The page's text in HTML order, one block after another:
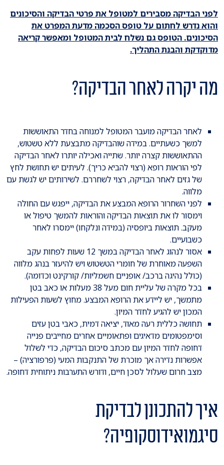
לפני הבדיקה מסבירים למטופל את פרטי הבדיקה והסיכונים
והוא נדרש לחתום על טופס הסכמה מדעת המפרט את
הסיכונים. הטופס גם נשלח לבית המטופל ומאפשר קריאה
מדוקדקת והבנת התהליך.
מה יקרה לאחר הבדיקה?
לאחר הבדיקה מועבר המטופל למנוחה בחדר התאוששות
למשך כשעתיים. במידה שוהבדיקה מתבצעת ללא טשטוש,
ההתאוששות קצרה יותר. שתייה ואכילה יותרו לאחר הבדיקה
לפי הוראות רופא (רצוי להביא כריך). לעיתים יש תחושת לחץ
של גזים לאחר הבדיקה, רצוי לשחררם. לשירותים יש לגשת עם
מלווה.
לפני השחרור הרופא המבצע את הבדיקה, ייפגש עם החולה
וימסור לו את תוצאות הבדיקה והוראות להמשך טיפול או
מעקב. תוצאות ביופסיה (במידה ונלקחו) יימסרו לאחר
כשבועיים.
אסור לנהוג לאחר הבדיקה במשך 12 שעות לפחות עקב
השפעה מאוחרת של חומרי הטשטוש ויש להיעזר בנהג מלווה
(כולל נהיגה ברכב/ אופניים חשמליות/ קורקינט וכדומה).
בכל מקרה של עליית חום מעל 38 מעלות או כאב בטן
מתמשך, יש ליידע את הרופא המבצע. מחוץ לשעות הפעילות
המכון יש להגיע לחדר המיון.
תחושה כללית רעה מאוד, יציאה דמית, כאבי בטן עזים
וסימפטומים מדאיגים ופתאומיים אחרים מחייבים פנייה
דחופה לחדר המיון עם מכתב סיכום הבדיקה, כדי לשלול
אפשרות נדירה אך מוכרת של התנקבות המעי (פרפורציה) –
מצב חרום שעלול לסכן חיים, ודורש התערבות ניתוחית דחופה.
איך להתכונן לבדיקת
סיגמואידוסקופיה?